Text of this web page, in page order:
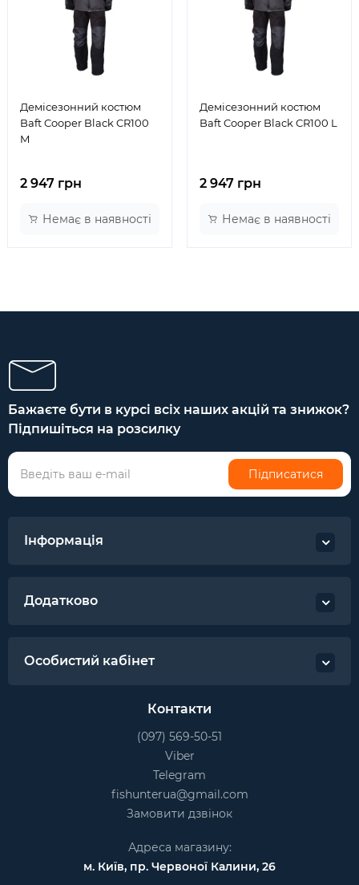
Демісезонний костюм
Baft Cooper Black CR100
M
2 947 грн
Немає в наявності
Демісезонний костюм
Baft Cooper Black CR100 L
2 947 грн
Немає в наявності
Бажаєте бути в курсі всіх наших акцій та знижок?
Підпишіться на розсилку
Підписатися
Інформація
Додатково
Особистий кабінет
Контакти
(097) 569-50-51
Viber
Telegram
fishunterua@gmail.com
Замовити дзвінок
Адреса магазину:
м. Київ, пр. Червоної Калини, 26